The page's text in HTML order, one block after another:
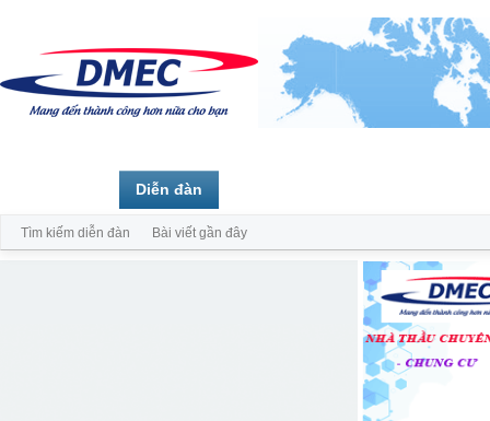
Diễn đàn
Tìm kiếm diễn đàn Bài viết gần đây